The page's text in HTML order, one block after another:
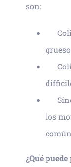
son:
los
¿Qué